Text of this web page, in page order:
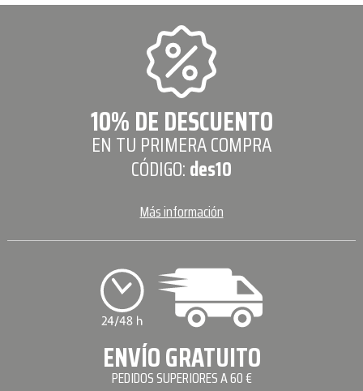
10% DE DESCUENTO
EN TU PRIMERA COMPRA
CÓDIGO:des10
Más información
ENVÍO GRATUITO
PEDIDOS SUPERIORES A 60 €